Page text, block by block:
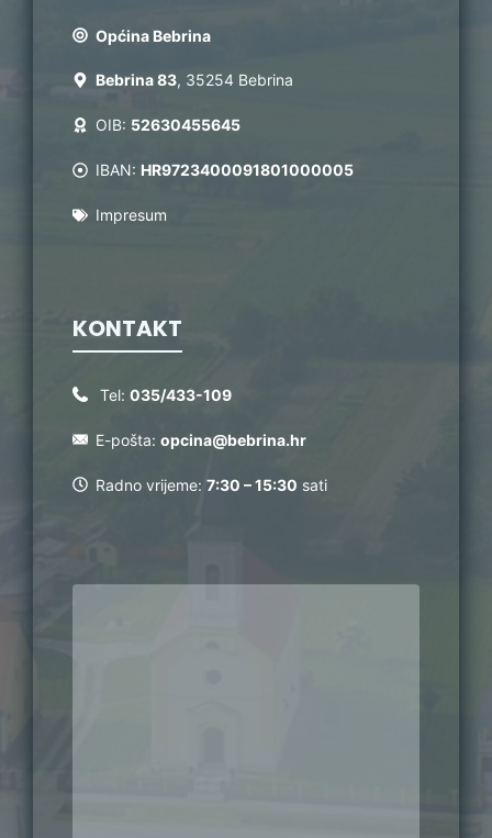
Općina Bebrina
Bebrina 83, 35254 Bebrina
OIB: 52630455645
IBAN: HR9723400091801000005
Impresum
KONTAKT
Tel: 035/433-109
E-pošta: opcina@bebrina.hr
Radno vrijeme: 7:30 – 15:30 sati